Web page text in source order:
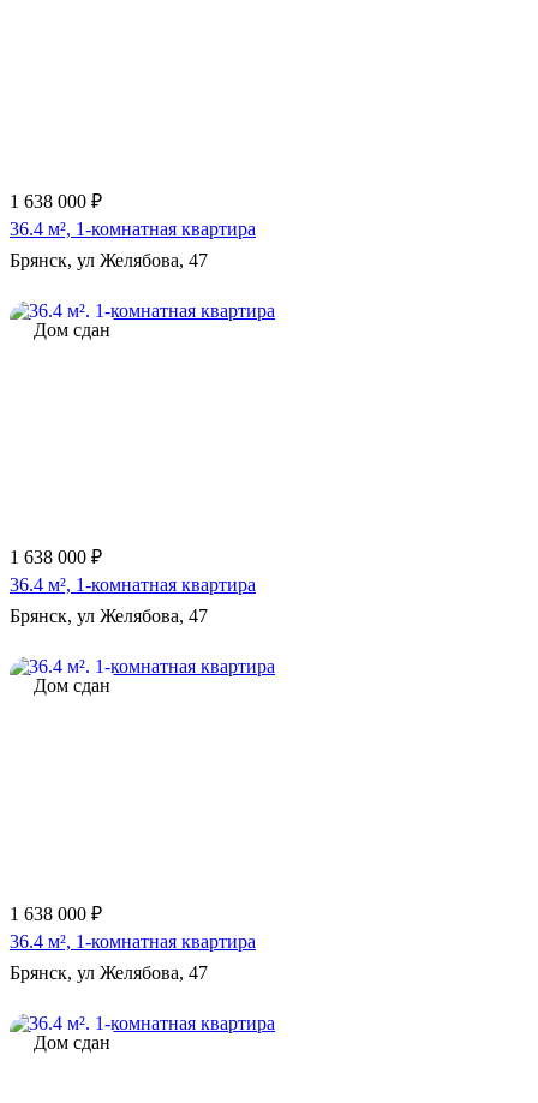
1 638 000 ₽
36.4 м², 1-комнатная квартира
Брянск, ул Желябова, 47
Дом сдан
1 638 000 ₽
36.4 м², 1-комнатная квартира
Брянск, ул Желябова, 47
Дом сдан
1 638 000 ₽
36.4 м², 1-комнатная квартира
Брянск, ул Желябова, 47
Дом сдан